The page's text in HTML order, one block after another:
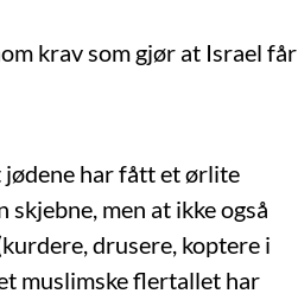
krav som gjør at Israel får
har fått et ørlite
men at ikke også
drusere, koptere i
muslimske flertallet har